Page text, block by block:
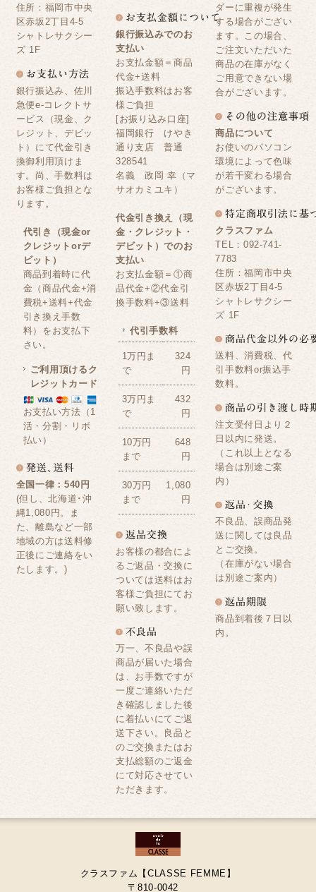
住所：福岡市中央
区赤坂2丁目4-5
シャトレサクシー
ズ 1F
銀行振込み、佐川
急便e-コレクトサ
ービス（現金、ク
レジット、デビッ
ト）にて代金引き
換御利用頂けま
す。尚、手数料は
お客様ご負担とな
ります。
代引き（現金or
クレジットorデ
ビット）
商品到着時に代
金（商品代金+消
費税+送料+代金
引き換え手数
料）をお支払下
さい。
ご利用頂けるク
レジットカード
お支払い方法（1
活・分割・リボ
払い）
全国一律：540円
(但し、北海道･沖
縄1,080円。ま
た、離島など一部
地域の方は送料修
正後にご連絡をい
たします。)
銀行振込みでのお
支払い
お支払金額＝商品
代金+送料
振込手数料はお客
様ご負担
[お振り込み口座]
福岡銀行 けやき
通り支店 普通
328541
名義 政岡 幸（マ
サオカミユキ）
代金引き換え（現
金・クレジット・
デビット）でのお
支払い
お支払金額＝①商
品代金+②代金引
換手数料+③送料
代引手数料
1万円ま
で
324
円
3万円ま
で
432
円
10万円
まで
648
円
30万円
まで
1,080
円
お客様の都合によ
るご返品・交換に
ついては送料はお
客様ご負担にてお
願い致します。
万一、不良品や誤
商品が届いた場合
は、お手数ですが
一度ご連絡いただ
き確認しました後
に着払いにてご返
送下さい。良品と
のご交換またはお
支払総額のご返金
にて対応させてい
ただきます。
ダーに重複が発生
する場合がござい
ます。この場合、
ご注文いただいた
商品の在庫がなく
ご用意できない場
合がございます。
商品について
お使いのパソコン
環境によって色味
が若干変わる場合
がございます。
クラスファム
TEL：092-741-
7783
住所：福岡市中央
区赤坂2丁目4-5
シャトレサクシー
ズ 1F
送料、消費税、代
引手数料or振込手
数料。
注文受付日より２
日以内に発送。
（これ以上となる
場合は別途ご案
内）
不良品、誤商品発
送に関しては良品
とご交換。
（在庫がない場合
は別途ご案内）
商品到着後７日以
内。
クラスファム【CLASSE FEMME】
〒810-0042